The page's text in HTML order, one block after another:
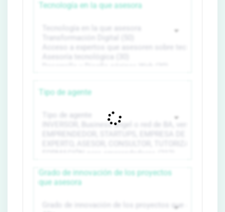
Tecnología en la que asesora
Tipo de agente
Grado de innovación de los proyectos
que asesora